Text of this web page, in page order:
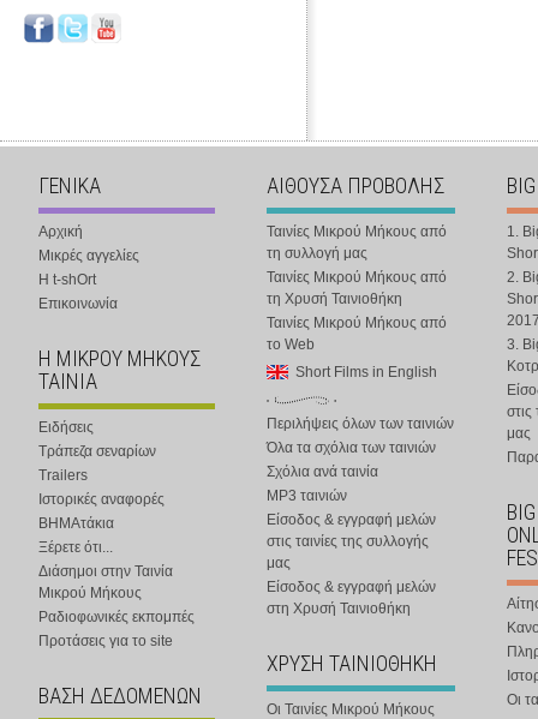
ΓΕΝΙΚΑ
Αρχική
Μικρές αγγελίες
Η t-shOrt
Επικοινωνία
Η ΜΙΚΡΟΥ ΜΗΚΟΥΣ
ΤΑΙΝΙΑ
Ειδήσεις
Τράπεζα σεναρίων
Trailers
Ιστορικές αναφορές
ΒΗΜΑτάκια
Ξέρετε ότι...
Διάσημοι στην Ταινία
Μικρού Μήκους
Ραδιοφωνικές εκπομπές
Προτάσεις για το site
ΒΑΣΗ ΔΕΔΟΜΕΝΩΝ
ΑΙΘΟΥΣΑ ΠΡΟΒΟΛΗΣ
Ταινίες Μικρού Μήκους από
τη συλλογή μας
Ταινίες Μικρού Μήκους από
τη Χρυσή Ταινιοθήκη
Ταινίες Μικρού Μήκους από
το Web
Short Films in English
Περιλήψεις όλων των ταινιών
Όλα τα σχόλια των ταινιών
Σχόλια ανά ταινία
MP3 ταινιών
Είσοδος & εγγραφή μελών
στις ταινίες της συλλογής
μας
Είσοδος & εγγραφή μελών
στη Χρυσή Ταινιοθήκη
ΧΡΥΣΗ ΤΑΙΝΙΟΘΗΚΗ
Οι Ταινίες Μικρού Μήκους
1.
2.
3.
στις
μας
Οι